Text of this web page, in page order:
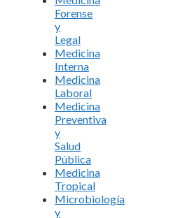
Forense
y
Legal
Medicina
Interna
Medicina
Laboral
Medicina
Preventiva
y
Salud
Pública
Medicina
Tropical
Microbiología
y